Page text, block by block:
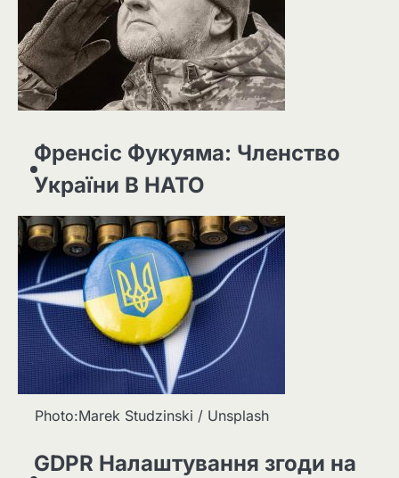
Френсіс Фукуяма: Членство
України В НАТО
Photo:Marek Studzinski / Unsplash
GDPR Налаштування згоди на